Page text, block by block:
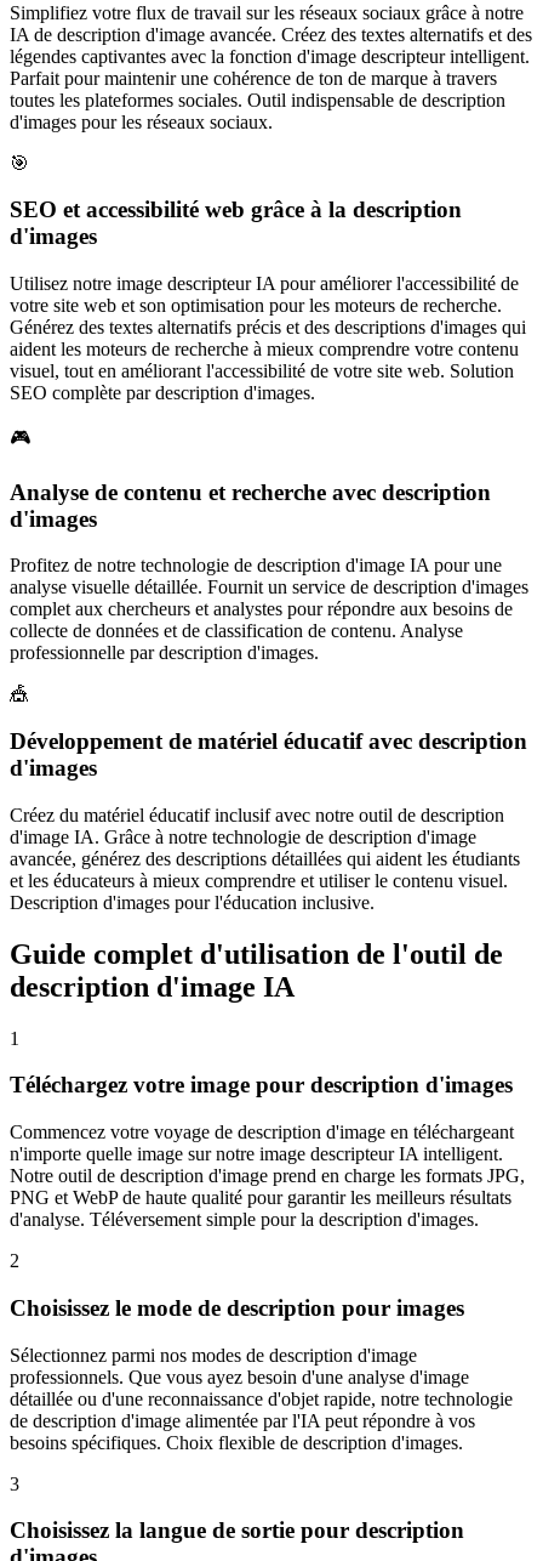
Simplifiez votre flux de travail sur les réseaux sociaux grâce à notre
IA de description d'image avancée. Créez des textes alternatifs et des
légendes captivantes avec la fonction d'image descripteur intelligent.
Parfait pour maintenir une cohérence de ton de marque à travers
toutes les plateformes sociales. Outil indispensable de description
d'images pour les réseaux sociaux.
🎯
SEO et accessibilité web grâce à la description
d'images
Utilisez notre image descripteur IA pour améliorer l'accessibilité de
votre site web et son optimisation pour les moteurs de recherche.
Générez des textes alternatifs précis et des descriptions d'images qui
aident les moteurs de recherche à mieux comprendre votre contenu
visuel, tout en améliorant l'accessibilité de votre site web. Solution
SEO complète par description d'images.
🎮
Analyse de contenu et recherche avec description
d'images
Profitez de notre technologie de description d'image IA pour une
analyse visuelle détaillée. Fournit un service de description d'images
complet aux chercheurs et analystes pour répondre aux besoins de
collecte de données et de classification de contenu. Analyse
professionnelle par description d'images.
🎪
Développement de matériel éducatif avec description
d'images
Créez du matériel éducatif inclusif avec notre outil de description
d'image IA. Grâce à notre technologie de description d'image
avancée, générez des descriptions détaillées qui aident les étudiants
et les éducateurs à mieux comprendre et utiliser le contenu visuel.
Description d'images pour l'éducation inclusive.
Guide complet d'utilisation de l'outil de
description d'image IA
1
Téléchargez votre image pour description d'images
Commencez votre voyage de description d'image en téléchargeant
n'importe quelle image sur notre image descripteur IA intelligent.
Notre outil de description d'image prend en charge les formats JPG,
PNG et WebP de haute qualité pour garantir les meilleurs résultats
d'analyse. Téléversement simple pour la description d'images.
2
Choisissez le mode de description pour images
Sélectionnez parmi nos modes de description d'image
professionnels. Que vous ayez besoin d'une analyse d'image
détaillée ou d'une reconnaissance d'objet rapide, notre technologie
de description d'image alimentée par l'IA peut répondre à vos
besoins spécifiques. Choix flexible de description d'images.
3
Choisissez la langue de sortie pour description